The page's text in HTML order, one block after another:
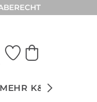
MEHR K&Ö